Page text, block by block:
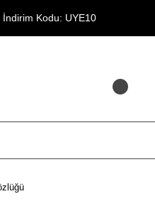
Kodu: UYE10